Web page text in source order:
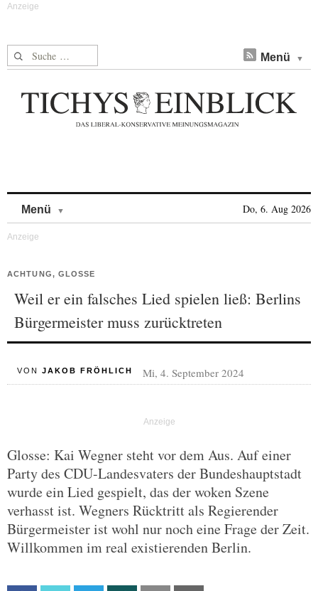
Suche nach: Menü
Menü Do, 6. Aug 2026
ACHTUNG, GLOSSE
Weil er ein falsches Lied spielen ließ: Berlins
Bürgermeister muss zurücktreten
VON JAKOB FRÖHLICH Mi, 4. September 2024
Glosse: Kai Wegner steht vor dem Aus. Auf einer
Party des CDU-Landesvaters der Bundeshauptstadt
wurde ein Lied gespielt, das der woken Szene
verhasst ist. Wegners Rücktritt als Regierender
Bürgermeister ist wohl nur noch eine Frage der Zeit.
Willkommen im real existierenden Berlin.